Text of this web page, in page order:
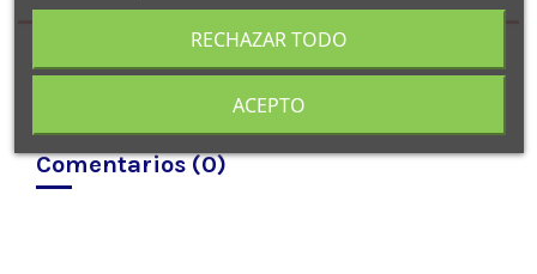
Comentarios (0)
RECHAZAR TODO
ACEPTO